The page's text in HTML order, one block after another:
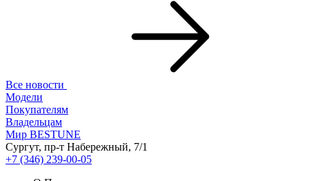
Все новости
Модели
Покупателям
Владельцам
Мир BESTUNE
Сургут, пр-т Набережный, 7/1
+7 (346) 239-00-05